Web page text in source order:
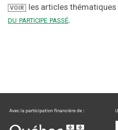
VOIR les articles thématiques
du participe passé.